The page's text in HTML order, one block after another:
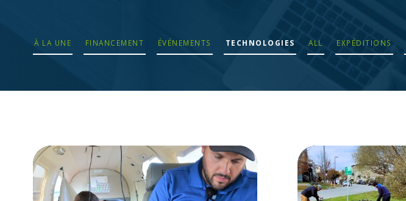
À LA UNE FINANCEMENT ÉVÉNEMENTS TECHNOLOGIES ALL EXPÉDITIONS